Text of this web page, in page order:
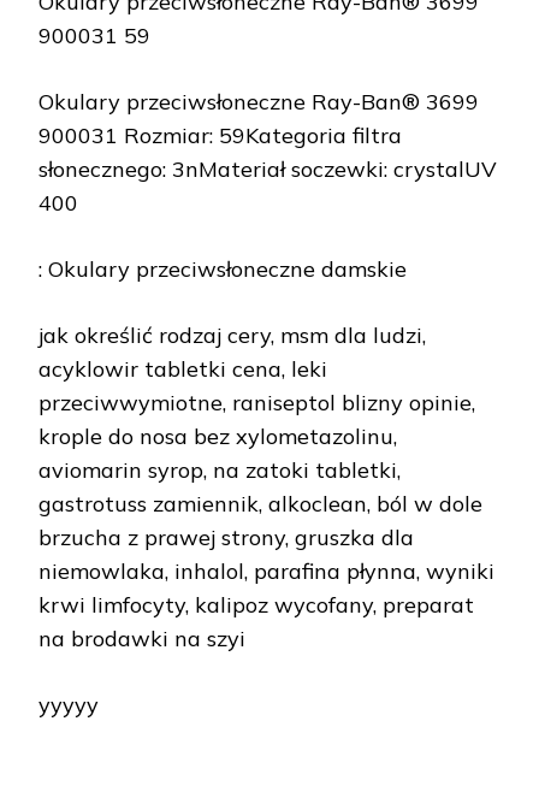
900031 59
Okulary przeciwsłoneczne Ray-Ban® 3699
900031 Rozmiar: 59Kategoria filtra
słonecznego: 3nMateriał soczewki: crystalUV
400
: Okulary przeciwsłoneczne damskie
jak określić rodzaj cery, msm dla ludzi,
acyklowir tabletki cena, leki
przeciwwymiotne, raniseptol blizny opinie,
krople do nosa bez xylometazolinu,
aviomarin syrop, na zatoki tabletki,
gastrotuss zamiennik, alkoclean, ból w dole
brzucha z prawej strony, gruszka dla
niemowlaka, inhalol, parafina płynna, wyniki
krwi limfocyty, kalipoz wycofany, preparat
na brodawki na szyi
yyyyy